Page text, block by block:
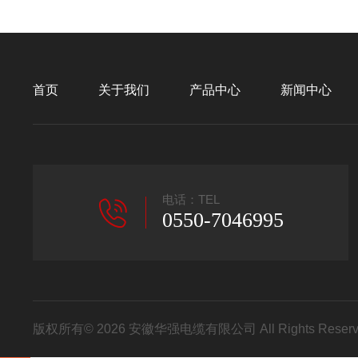
首页 关于我们 产品中心 新闻中心
电话：TEL
0550-7046995
版权所有© 2026 安徽华强电缆有限公司 All Rights